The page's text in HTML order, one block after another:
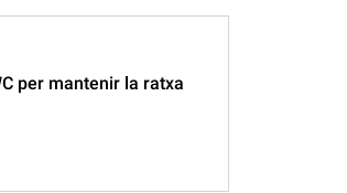
per mantenir la ratxa